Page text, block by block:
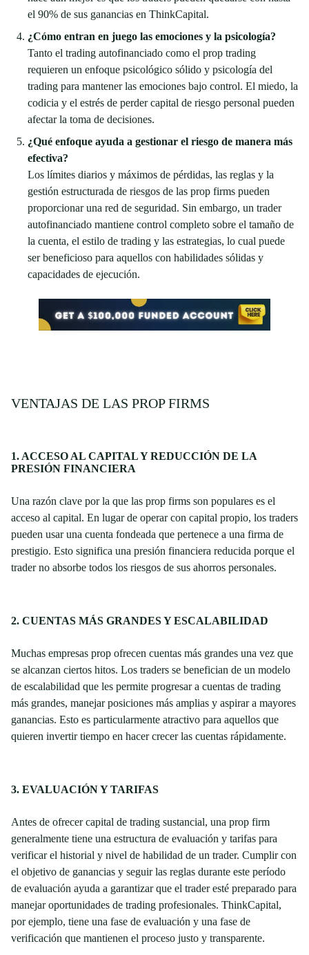
el 90% de sus ganancias en ThinkCapital.
¿Cómo entran en juego las emociones y la psicología?
Tanto el trading autofinanciado como el prop trading
requieren un enfoque psicológico sólido y psicología del
trading para mantener las emociones bajo control. El miedo, la
codicia y el estrés de perder capital de riesgo personal pueden
afectar la toma de decisiones.
¿Qué enfoque ayuda a gestionar el riesgo de manera más
efectiva?
Los límites diarios y máximos de pérdidas, las reglas y la
gestión estructurada de riesgos de las prop firms pueden
proporcionar una red de seguridad. Sin embargo, un trader
autofinanciado mantiene control completo sobre el tamaño de
la cuenta, el estilo de trading y las estrategias, lo cual puede
ser beneficioso para aquellos con habilidades sólidas y
capacidades de ejecución.
VENTAJAS DE LAS PROP FIRMS
1. ACCESO AL CAPITAL Y REDUCCIÓN DE LA
PRESIÓN FINANCIERA
Una razón clave por la que las prop firms son populares es el
acceso al capital. En lugar de operar con capital propio, los traders
pueden usar una cuenta fondeada que pertenece a una firma de
prestigio. Esto significa una presión financiera reducida porque el
trader no absorbe todos los riesgos de sus ahorros personales.
2. CUENTAS MÁS GRANDES Y ESCALABILIDAD
Muchas empresas prop ofrecen cuentas más grandes una vez que
se alcanzan ciertos hitos. Los traders se benefician de un modelo
de escalabilidad que les permite progresar a cuentas de trading
más grandes, manejar posiciones más amplias y aspirar a mayores
ganancias. Esto es particularmente atractivo para aquellos que
quieren invertir tiempo en hacer crecer las cuentas rápidamente.
3. EVALUACIÓN Y TARIFAS
Antes de ofrecer capital de trading sustancial, una prop firm
generalmente tiene una estructura de evaluación y tarifas para
verificar el historial y nivel de habilidad de un trader. Cumplir con
el objetivo de ganancias y seguir las reglas durante este período
de evaluación ayuda a garantizar que el trader esté preparado para
manejar oportunidades de trading profesionales. ThinkCapital,
por ejemplo, tiene una fase de evaluación y una fase de
verificación que mantienen el proceso justo y transparente.